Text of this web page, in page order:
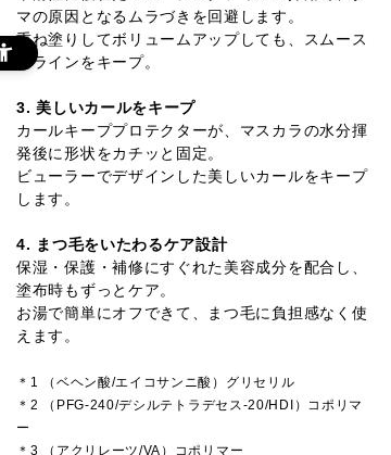
マの原因となるムラづきを回避します。
重ね塗りしてボリュームアップしても、スムース
なラインをキープ。
3. 美しいカールをキープ
カールキーププロテクターが、マスカラの水分揮
発後に形状をカチッと固定。
ビューラーでデザインした美しいカールをキープ
します。
4. まつ毛をいたわるケア設計
保湿・保護・補修にすぐれた美容成分を配合し、
塗布時もずっとケア。
お湯で簡単にオフできて、まつ毛に負担感なく使
えます。
＊1 （ベヘン酸/エイコサンニ酸）グリセリル
＊2 （PFG-240/デシルテトラデセス-20/HDI）コポリマ
ー
＊3 （アクリレーツ/VA）コポリマー